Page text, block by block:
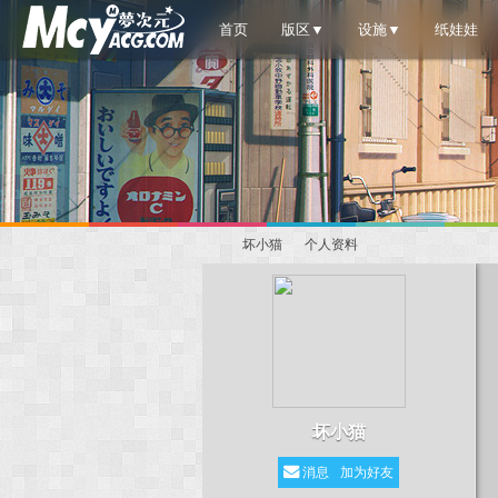
首页 版区▼ 设施▼ 纸娃娃
坏小猫 个人资料
坏小猫
消息 加为好友